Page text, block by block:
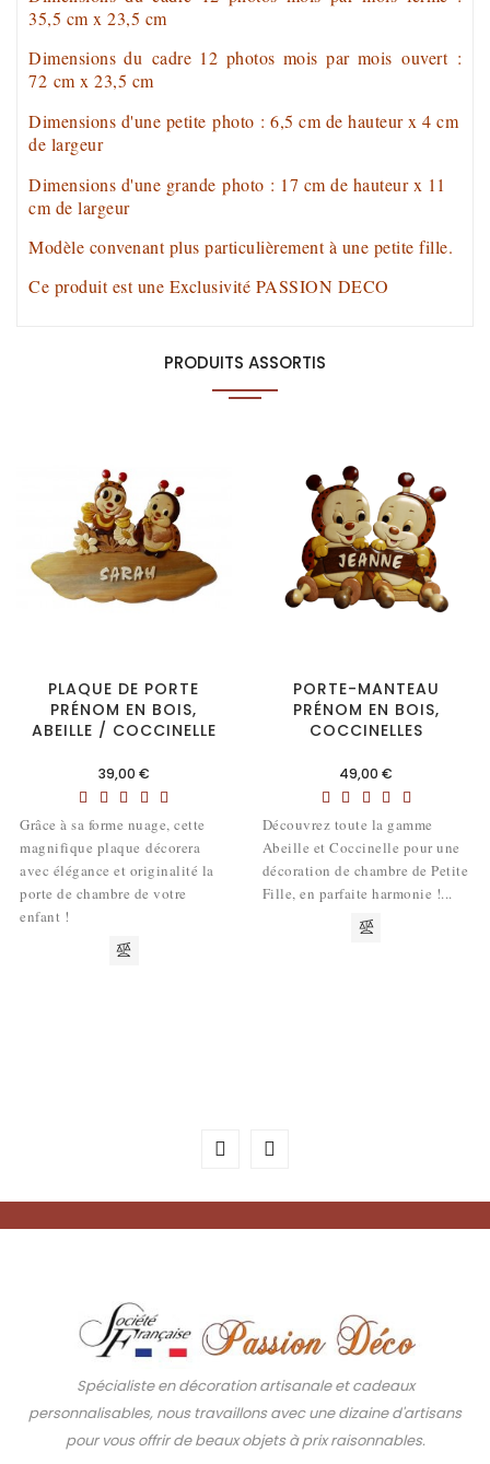
35,5 cm x 23,5 cm
Dimensions du cadre 12 photos mois par moisouvert:
72 cm x 23,5 cm
Dimensions d'une petite photo : 6,5 cm de hauteur x 4 cm
de largeur
Dimensions d'une grande photo : 17 cm de hauteur x 11
cm de largeur
Modèle convenant plus particulièrement à une petite fille.
Ce produit est une Exclusivité PASSION DECO
PRODUITS ASSORTIS
PLAQUE DE PORTE
PRÉNOM EN BOIS,
ABEILLE / COCCINELLE
Prix
39,00 €
Grâce à sa forme nuage, cette
magnifique plaque décorera
avec élégance et originalité la
porte de chambre de votre
enfant !
PORTE-MANTEAU
PRÉNOM EN BOIS,
COCCINELLES
Prix
49,00 €
Découvrez toute la gamme
Abeille et Coccinelle pour une
décoration de chambre de Petite
Fille, en parfaite harmonie !...
Spécialiste en décoration artisanale et cadeaux
personnalisables, nous travaillons avec une dizaine d'artisans
pour vous offrir de beaux objets à prix raisonnables.